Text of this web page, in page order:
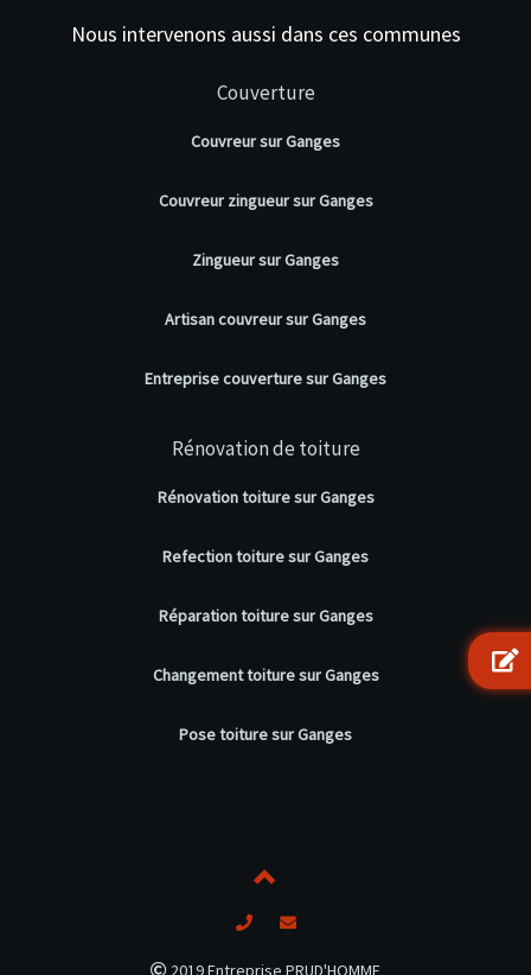
Nous intervenons aussi dans ces communes
Couverture
Couvreur sur Ganges
Couvreur zingueur sur Ganges
Zingueur sur Ganges
Artisan couvreur sur Ganges
Entreprise couverture sur Ganges
Rénovation de toiture
Rénovation toiture sur Ganges
Refection toiture sur Ganges
Réparation toiture sur Ganges
Changement toiture sur Ganges
Pose toiture sur Ganges
2019 Entreprise PRUD'HOMME